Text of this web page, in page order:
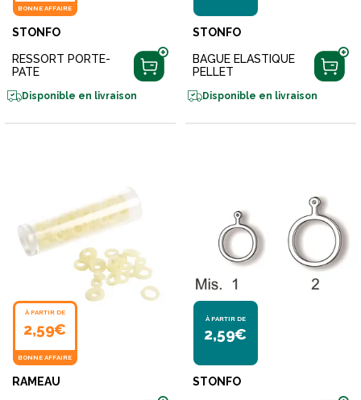
BONNE AFFAIRE
STONFO
RESSORT PORTE-
PATE
Disponible en livraison
STONFO
BAGUE ELASTIQUE
PELLET
Disponible en livraison
À PARTIR DE
2,59€
BONNE AFFAIRE
RAMEAU
À PARTIR DE
2,59€
STONFO